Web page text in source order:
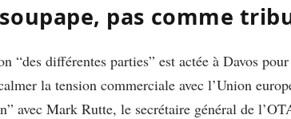
pas comme
“des différentes parties” est actée à Davos
la tension commerciale avec l’Union
avec Mark Rutte, le secrétaire général de